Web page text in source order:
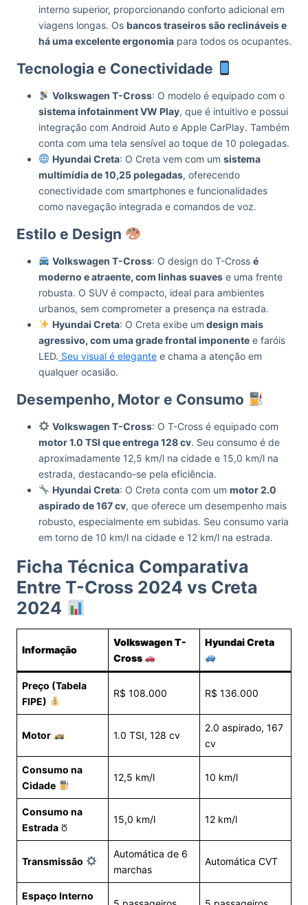
interno superior, proporcionando conforto adicional em
viagens longas. Os bancos traseiros são reclináveis e
há uma excelente ergonomia para todos os ocupantes.
Tecnologia e Conectividade
Volkswagen T-Cross: O modelo é equipado com o
sistema infotainment VW Play, que é intuitivo e possui
integração com Android Auto e Apple CarPlay. Também
conta com uma tela sensível ao toque de 10 polegadas.
Hyundai Creta: O Creta vem com um sistema
multimídia de 10,25 polegadas, oferecendo
conectividade com smartphones e funcionalidades
como navegação integrada e comandos de voz.
Estilo e Design
Volkswagen T-Cross: O design do T-Cross é
moderno e atraente, com linhas suaves e uma frente
robusta. O SUV é compacto, ideal para ambientes
urbanos, sem comprometer a presença na estrada.
Hyundai Creta: O Creta exibe um design mais
agressivo, com uma grade frontal imponente e faróis
LED. Seu visual é elegante e chama a atenção em
qualquer ocasião.
Desempenho, Motor e Consumo
Volkswagen T-Cross: O T-Cross é equipado com
motor 1.0 TSI que entrega 128 cv. Seu consumo é de
aproximadamente 12,5 km/l na cidade e 15,0 km/l na
estrada, destacando-se pela eficiência.
Hyundai Creta: O Creta conta com um motor 2.0
aspirado de 167 cv, que oferece um desempenho mais
robusto, especialmente em subidas. Seu consumo varia
em torno de 10 km/l na cidade e 12 km/l na estrada.
Ficha Técnica Comparativa
Entre T-Cross 2024 vs Creta
2024
Informação
Volkswagen T-
Cross
Hyundai Creta
Preço (Tabela
FIPE)
R$ 108.000 R$ 136.000
Motor 1.0 TSI, 128 cv
2.0 aspirado, 167
cv
Consumo na
Cidade
12,5 km/l 10 km/l
Consumo na
Estrada ⛣
15,0 km/l 12 km/l
Transmissão
Automática de 6
marchas
Automática CVT
Espaço Interno